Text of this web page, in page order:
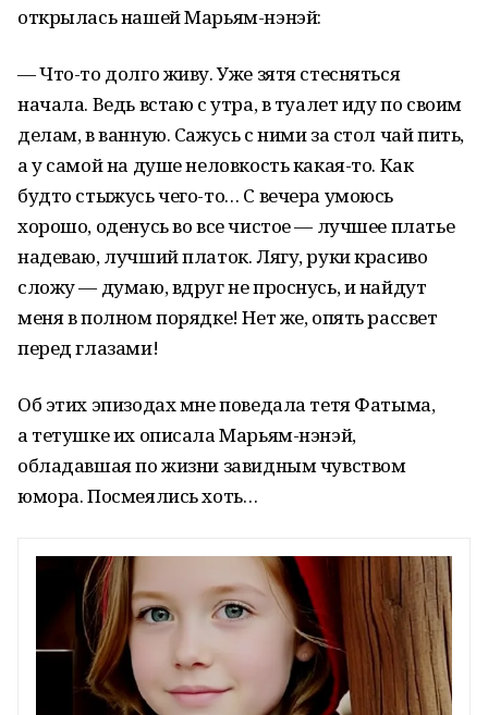
открылась нашей Марьям-нэнэй:
— Что-то долго живу. Уже зятя стесняться
начала. Ведь встаю с утра, в туалет иду по своим
делам, в ванную. Сажусь с ними за стол чай пить,
а у самой на душе неловкость какая-то. Как
будто стыжусь чего-то… С вечера умоюсь
хорошо, оденусь во все чистое — лучшее платье
надеваю, лучший платок. Лягу, руки красиво
сложу — думаю, вдруг не проснусь, и найдут
меня в полном порядке! Нет же, опять рассвет
перед глазами!
Об этих эпизодах мне поведала тетя Фатыма,
а тетушке их описала Марьям-нэнэй,
обладавшая по жизни завидным чувством
юмора. Посмеялись хоть…